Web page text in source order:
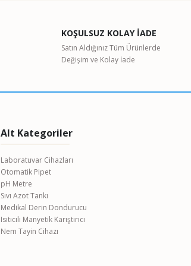
KOŞULSUZ KOLAY İADE
Satın Aldığınız Tüm Ürünlerde
Değişim ve Kolay İade
Alt Kategoriler
Laboratuvar Cihazları
Otomatik Pipet
pH Metre
Sıvı Azot Tankı
Medikal Derin Dondurucu
Isıtıcılı Manyetik Karıştırıcı
Nem Tayin Cihazı